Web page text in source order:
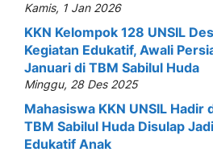
Kamis, 1 Jan 2026
KKN Kelompok 128 UNSIL
Kegiatan Edukatif, Awali
Januari di TBM Sabilul Huda
Minggu, 28 Des 2025
Mahasiswa KKN UNSIL Hadir
TBM Sabilul Huda Disulap
Edukatif Anak